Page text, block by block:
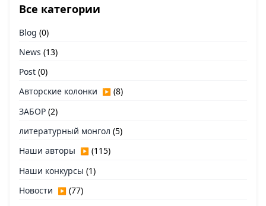
Все категории
Blog (0)
News (13)
Post (0)
Авторские колонки ▶ (8)
ЗАБОР (2)
литературный монгол (5)
Наши авторы ▶ (115)
Наши конкурсы (1)
Новости ▶ (77)